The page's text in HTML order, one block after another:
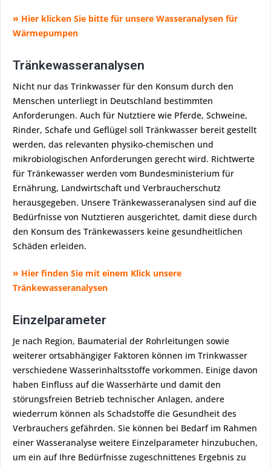
» Hier klicken Sie bitte für unsere Wasseranalysen für
Wärmepumpen
Tränkewasseranalysen
Nicht nur das Trinkwasser für den Konsum durch den
Menschen unterliegt in Deutschland bestimmten
Anforderungen. Auch für Nutztiere wie Pferde, Schweine,
Rinder, Schafe und Geflügel soll Tränkwasser bereit gestellt
werden, das relevanten physiko-chemischen und
mikrobiologischen Anforderungen gerecht wird. Richtwerte
für Tränkewasser werden vom Bundesministerium für
Ernährung, Landwirtschaft und Verbraucherschutz
herausgegeben. Unsere Tränkewasseranalysen sind auf die
Bedürfnisse von Nutztieren ausgerichtet, damit diese durch
den Konsum des Tränkewassers keine gesundheitlichen
Schäden erleiden.
» Hier finden Sie mit einem Klick unsere
Tränkewasseranalysen
Einzelparameter
Je nach Region, Baumaterial der Rohrleitungen sowie
weiterer ortsabhängiger Faktoren können im Trinkwasser
verschiedene Wasserinhaltsstoffe vorkommen. Einige davon
haben Einfluss auf die Wasserhärte und damit den
störungsfreien Betrieb technischer Anlagen, andere
wiederrum können als Schadstoffe die Gesundheit des
Verbrauchers gefährden. Sie können bei Bedarf im Rahmen
einer Wasseranalyse weitere Einzelparameter hinzubuchen,
um ein auf Ihre Bedürfnisse zugeschnittenes Ergebnis zu